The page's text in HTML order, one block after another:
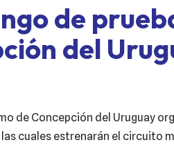
de
del
de Concepción del Uruguay
cuales estrenarán el circuito